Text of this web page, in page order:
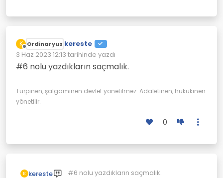
K
Çevrimdışı
Ordinaryus kereste
3 Haz 2023 12:13 tarihinde yazdı
Son düzenleyen:
#6 nolu yazdıkların saçmalık.
Turpinen, şalgaminen devlet yönetilmez. Adaletinen, hukukinen
yönetilir.
0
K kereste #6 nolu yazdıkların saçmalık.